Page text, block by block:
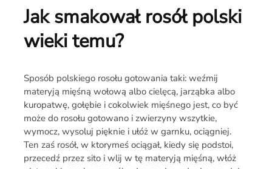
Jak smakował rosół polski
wieki temu?
Sposób polskiego rosołu gotowania taki: weźmij
materyją mięśną wołową albo cielęcą, jarząbka albo
kuropatwę, gołębie i cokolwiek mięśnego jest, co być
może do rosołu gotowano i zwierzyny wszytkie,
wymocz, wysoluj pięknie i ułóż w garnku, ociągniej.
Ten zaś rosół, w ktorymeś ociągał, kiedy się podstoi,
przecedź przez sito i wlij w tę materyją mięśną, włóż